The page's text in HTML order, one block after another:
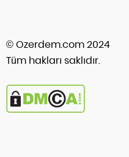
© Ozerdem.com 2024
Tüm hakları saklıdır.